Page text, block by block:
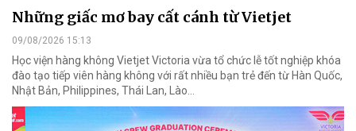
Những giấc mơ bay cất cánh từ Vietjet
09/08/2026 15:13
Học viện hàng không Vietjet Victoria vừa tổ chức lễ tốt nghiệp khóa
đào tạo tiếp viên hàng không với rất nhiều bạn trẻ đến từ Hàn Quốc,
Nhật Bản, Philippines, Thái Lan, Lào…